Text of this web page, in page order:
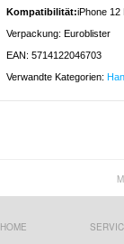
Kompatibilität:iPhone 12
Verpackung: Euroblister
EAN: 5714122046703
Verwandte Kategorien:
HOME